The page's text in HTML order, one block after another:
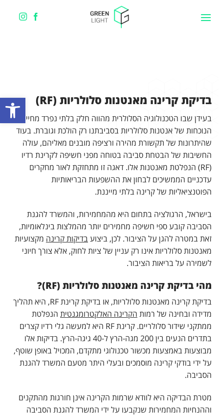
פתח בדיקת קרינה מאנטנות סלולריות (RF)
בעידן שבו הטכנולוגיה הסלולרית מהווה חלק בלתי נפרד מחיינו,
הנוכחות של אנטנות סלולריות בסביבתנו רק הולכת וגוברת. בעוד
שהיתרונות של תקשורת מהירה ורציפה מובנים מאליהם, עולה
החשיבות של הבטחת סביבה בטוחה מפני חשיפה לקרינת רדיו
(RF) הנפלטת מאנטנות אלו. דאגה זו מתחזקת לאור מחקרים
עדכניים הממשיכים לבחון את ההשפעות הבריאותיות
הפוטנציאליות של קרינה בלתי מייננת.
בישראל, הרגולציה בתחום היא מהמחמירות, והמשרד להגנת
הסביבה קובע ספי חשיפה מחמירים יותר מהמלצות בינלאומיות,
זאת במטרה להגן על הציבור. לכן, ביצועבדיקות קרינה מקצועיות
מאנטנות סלולריות אינו רק עניין של ציות לחוק, אלא צורך חיוני
לשמירה על בריאות הציבור.
מהי בדיקת קרינה מאנטנות סלולריות (RF)?
בדיקת קרינה מאנטנות סלולריות, או בדיקת קרינת RF, היא תהליך
מדידה ובחינה של רמות הקרינה האלקטרומגנטית הנפלטת
ממתקני שידור סלולריים. קרינת RF היא למעשה גלי רדיו קצרים
בתדרים הנעים בין 200 מגה-הרץ ל-40 גיגה-הרץ. בדיקות אלו
מבוצעות באמצעות מכשור טכנולוגי מתקדם, המכויל באופן שוטף,
על ידי בודקי קרינה מוסמכים ובעלי היתר מטעם המשרד להגנת
הסביבה.
מטרת הבדיקה היא לוודא שרמות הקרינה אינן חורגות מהתקנים
וההנחיות המחמירות שנקבעו על ידי המשרד להגנת הסביבה